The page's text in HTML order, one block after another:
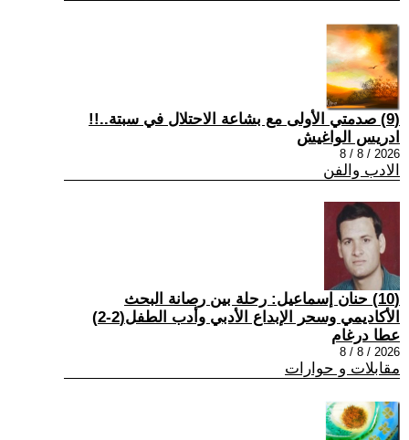
(9) صدمتي الأولى مع بشاعة الاحتلال في سبتة..!!
ادريس الواغيش
2026 / 8 / 8
الادب والفن
(10) حنان إسماعيل: رحلة بين رصانة البحث
الأكاديمي وسحر الإبداع الأدبي وأدب الطفل(2-2)
عطا درغام
2026 / 8 / 8
مقابلات و حوارات